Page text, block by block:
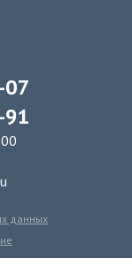
данных
cookie